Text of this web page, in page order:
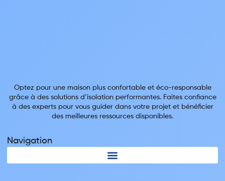
Optez pour une maison plus confortable et éco-responsable
grâce à des solutions d’isolation performantes. Faites confiance
à des experts pour vous guider dans votre projet et bénéficier
des meilleures ressources disponibles.
Navigation